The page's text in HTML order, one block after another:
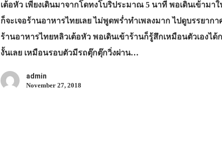
เต้อหัว เพียงเดินมาจากโดทงโบริประมาณ 5 นาที พอเดินเข้าม
ก็จะเจอร้านอาหารไทยเลย ไม่พูดพร่ำทำเพลงมาก ไปดูบรรยาก
ร้านอาหารไทยหลิวเต้อหัว พอเดินเข้าร้านก็รู้สึกเหมือนตัวเองได้
งั้นเลย เหมือนรอบตัวมีรถตุ๊กตุ๊กวิ่งผ่าน…
admin
November 27, 2018